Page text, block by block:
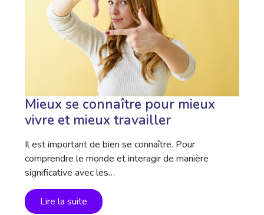
Mieux se connaître pour mieux
vivre et mieux travailler
Il est important de bien se connaître. Pour
comprendre le monde et interagir de manière
significative avec les…
Lire la suite